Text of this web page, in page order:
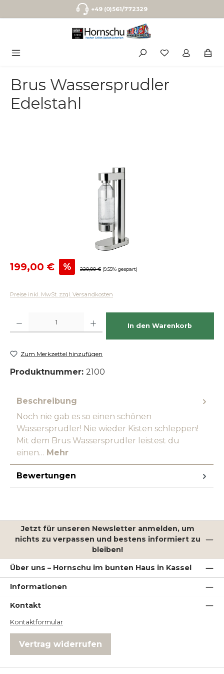
Zum Hauptinhalt springen+49 (0)561/772329
Brus Wassersprudler
Edelstahl
Verkaufspreis:
199,00 € % Regulärer Preis:
220,00 € (9.55% gespart)
Preise inkl. MwSt. zzgl. Versandkosten
In den Warenkorb
Zum Merkzettel hinzufügen
Produktnummer: 2100
Beschreibung
Noch nie gab es so einen schönen
Wassersprudler! Nie wieder Kisten schleppen!
Mit dem Brus Wassersprudler leistest du
einen… Mehr
Bewertungen
Jetzt für unseren Newsletter anmelden, um
nichts zu verpassen und bestens informiert zu
bleiben!
Über uns – Hornschu im bunten Haus in Kassel
Informationen
Kontakt
Kontaktformular
Vertrag widerrufen